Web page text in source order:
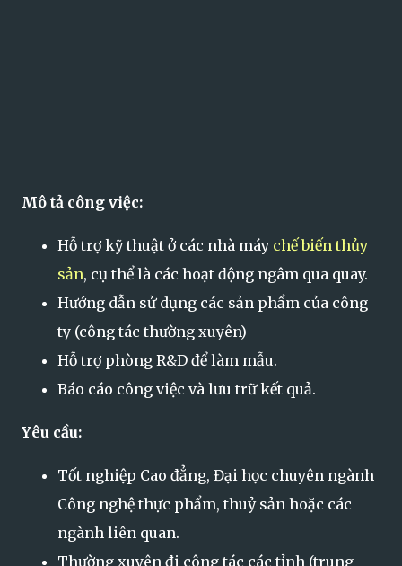
Mô tả công việc:
Hỗ trợ kỹ thuật ở các nhà máy chế biến thủy
sản, cụ thể là các hoạt động ngâm qua quay.
Hướng dẫn sử dụng các sản phẩm của công
ty (công tác thường xuyên)
Hỗ trợ phòng R&D để làm mẫu.
Báo cáo công việc và lưu trữ kết quả.
Yêu cầu:
Tốt nghiệp Cao đẳng, Đại học chuyên ngành
Công nghệ thực phẩm, thuỷ sản hoặc các
ngành liên quan.
Thường xuyên đi công tác các tỉnh (trung